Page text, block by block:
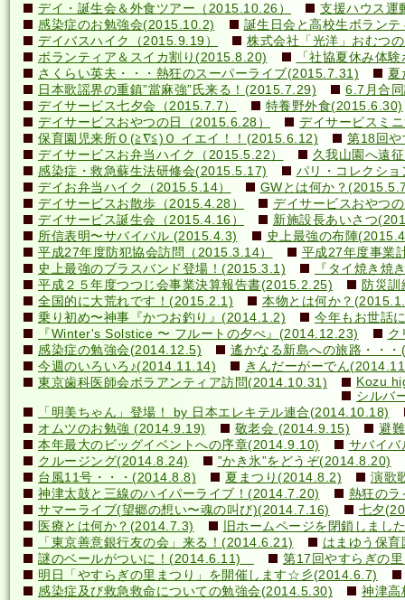
デイ・誕生会＆外食ツアー（2015.10.26）
支援ハウス運
感染症のお勉強会(2015.10.2)
誕生日会と高校生ボラン
デイバスハイク（2015.9.19）
株式会社「光洋」おむつ
ボランティア＆スイカ割り(2015.8.20)
「社協夏休み体
さくらい英夫・・・熱狂のスーパーライブ(2015.7.31)
夏
日本歌謡界の重鎮”當麻強”氏来る！(2015.7.29)
6.7月合
デイサービス七夕会（2015.7.7）
特養野外食(2015.6.30)
デイサービスおやつの日（2015.6.28）
デイサービスミ
保育園児来所Ｏ(≧∇≦)Ｏ イエイ！！(2015.6.12)
第18回
デイサービスお弁当ハイク（2015.5.22）
久我山園へ遠
感染症・救急蘇生法研修会(2015.5.17)
パリ・コレクシ
デイお弁当ハイク（2015.5.14）
GWとは何か？
デイサービスお散歩（2015.4.28）
デイサービスおやつ
デイサービス誕生会（2015.4.16）
新施設長あいさつ
所信表明〜サバイバル (2015.4.3)
史上最強の布陣
平成27年度防犯協会訪問（2015.3.14）
平成27年度事業
史上最強のブラスバンド登場！(2015.3.1)
『タイ焼き焼
平成２５年度つつじ会事業決算報告書(2015.2.25)
防災
全国的に大荒れです！(2015.2.1)
本物とは何か？
乗り初め〜神事『かつお釣り』(2014.1.2)
今年もお世話
『Winter's Solstice 〜 フルートの夕べ』(2014.12.23)
ク
感染症の勉強会(2014.12.5)
遙かなる新島への旅路・・
今週のいろいろ♪(2014.11.14)
きんだーがーでん
東京歯科医師会ボラアンティア訪問(2014.10.31)
Kozu
シルバ
「明美ちゃん」登場！ by 日本エレキテル連合(2014.10.18)
オムツのお勉強 (2014.9.19)
敬老会 (2014.9.15)
避
本年最大のビッグイベントへの序章(2014.9.10)
サバイ
クルージング(2014.8.24)
”かき氷”をどうぞ(2014.8.20)
台風11号・・・(2014.8.8)
夏まつり(2014.8.2)
演歌
神津太鼓と三線のハイパーライブ！(2014.7.20)
熱狂の
サマーライブ(望郷の想い〜魂の叫び)(2014.7.16)
七夕
医療とは何か？(2014.7.3)
旧ホームページを閉鎖しまし
「東京善意銀行友の会」来る！(2014.6.21)
はまゆう保
謎のベールがついに！(2014.6.11)
第17回やすらぎの
明日「やすらぎの里まつり」を開催します☆彡(2014.6.7)
感染症及び救急救命についての勉強会(2014.5.30)
神津高